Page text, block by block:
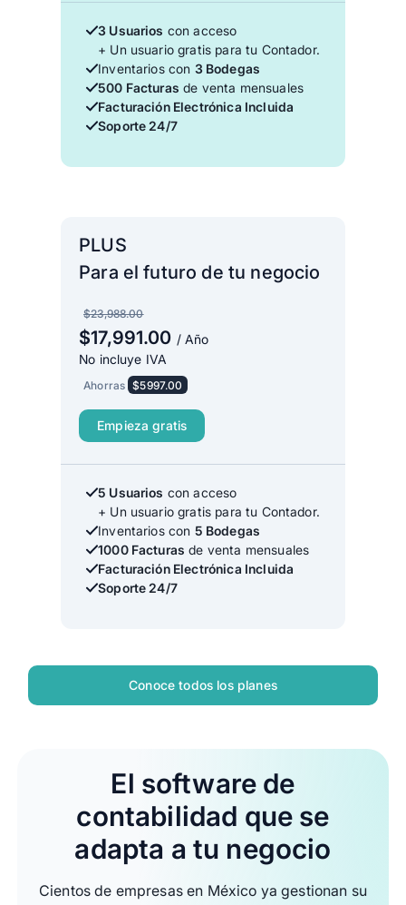
3 Usuarios con acceso
+ Un usuario gratis para tu Contador.
Inventarios con 3 Bodegas
500 Facturas de venta mensuales
Facturación Electrónica Incluida
Soporte 24/7
PLUS
Para el futuro de tu negocio
$23,988.00
$17,991.00 / Año
No incluye IVA
Ahorras $5997.00
Empieza gratis
5 Usuarios con acceso
+ Un usuario gratis para tu Contador.
Inventarios con 5 Bodegas
1000 Facturas de venta mensuales
Facturación Electrónica Incluida
Soporte 24/7
Conoce todos los planes
El software de
contabilidad que se
adapta a tu negocio
Cientos de empresas en México ya gestionan su